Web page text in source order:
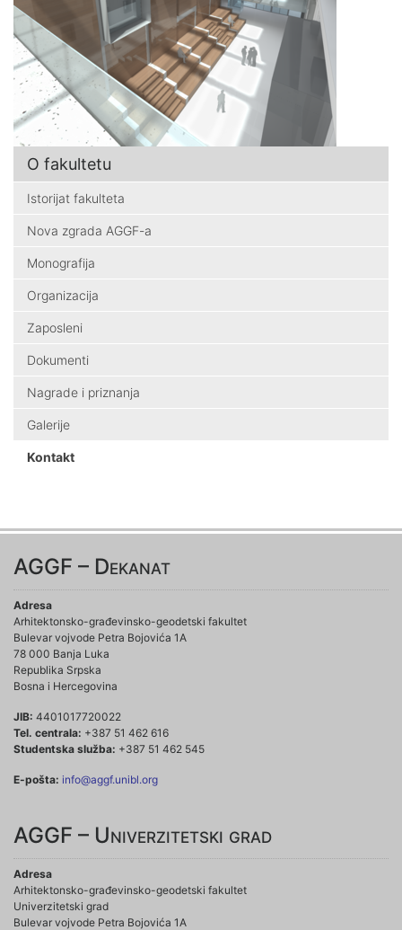
O fakultetu
Istorijat fakulteta
Nova zgrada AGGF-a
Monografija
Organizacija
Zaposleni
Dokumenti
Nagrade i priznanja
Galerije
Kontakt
AGGF – Dekanat
Adresa
Arhitektonsko-građevinsko-geodetski fakultet
Bulevar vojvode Petra Bojovića 1A
78 000 Banja Luka
Republika Srpska
Bosna i Hercegovina
JIB: 4401017720022
Tel. centrala: +387 51 462 616
Studentska služba: +387 51 462 545
E-pošta: info@aggf.unibl.org
AGGF – Univerzitetski grad
Adresa
Arhitektonsko-građevinsko-geodetski fakultet
Univerzitetski grad
Bulevar vojvode Petra Bojovića 1A